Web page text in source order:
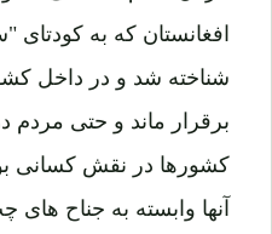
افغانستان که به
شناخته شد و در داخل
برقرار ماند و حتی مردم
کشورها در نقش کسانی
آنها وابسته به جناح های